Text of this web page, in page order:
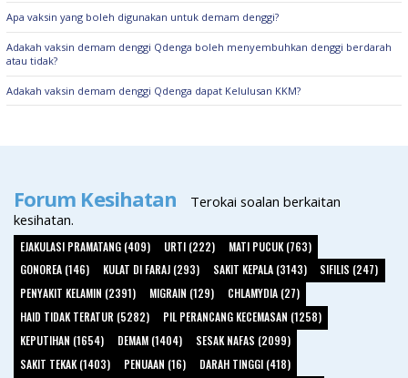
Apa vaksin yang boleh digunakan untuk demam denggi?
Adakah vaksin demam denggi Qdenga boleh menyembuhkan denggi berdarah
atau tidak?
Adakah vaksin demam denggi Qdenga dapat Kelulusan KKM?
Forum Kesihatan
Terokai soalan berkaitan
kesihatan.
EJAKULASI PRAMATANG (409) URTI (222)
MATI PUCUK (763)
GONOREA (146)
KULAT DI FARAJ (293) SAKIT KEPALA (3143)
SIFILIS (247)
PENYAKIT KELAMIN (2391)
MIGRAIN (129)
CHLAMYDIA (27)
HAID TIDAK TERATUR (5282)
PIL PERANCANG KECEMASAN (1258)
KEPUTIHAN (1654)
DEMAM (1404)
SESAK NAFAS (2099)
SAKIT TEKAK (1403)
PENUAAN (16)
DARAH TINGGI (418)